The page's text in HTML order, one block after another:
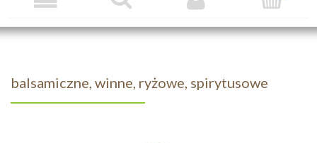
balsamiczne, winne, ryżowe, spirytusowe